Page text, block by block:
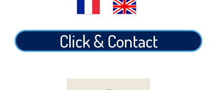
Click & Contact